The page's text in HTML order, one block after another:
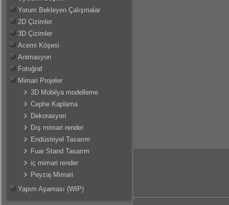
Yorum Bekleyen Çalışmalar
2D Çizimler
3D Çizimler
Acemi Köşesi
Animasyon
Fotoğraf
Mimari Projeler
3D Mobilya modelleme
Cephe Kaplama
Dekorasyon
Dış mimari render
Endüstriyel Tasarım
Fuar Stand Tasarım
iç mimari render
Peyzaj Mimari
Yapım Aşaması (WIP)